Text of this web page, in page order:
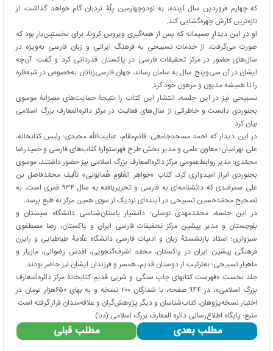
که چهارم فروردین سال آینده، به نودوچهارمین پلّۀ نردبان گام خواهد گذاشت، از
تازه‌ترین کارش چهره‌گشایی کند.
او در این دیدارِ صمیمانه که پس از همه‌گیری ویروس کرونا، برای نخستین‌بار بود که
صورت می‌گرفت، از خدمات تسبیحی به فرهنگ ایرانی و زبان فارسی به‌ویژه در
سال‌های حضور در مرکز تحقیقات فارسی در پاکستان قدردانی کرد و گفت: آن‌چه
ایشان در آن سی‌وپنج سال به سامان رساند، جهانِ فارسی‌زبانان به‌خصوص در شبه‌قاره
را تا همیشه مدیون و مرهون خود کرد.
تسبیحی نیز در این جلسه، انتشار این کتاب را نتیجۀ حمایت‌های مصرّانۀ موسوی
بجنوردی دانست و خاطراتی از سال‌های فعالیت در مرکز دائره‌المعارف بزرگ اسلامی
بیان کرد.
در این دیدار که احمد مسجدجامعی؛ قائم‌مقام، عنایت‌الله مجیدی؛ رئیس کتابخانه،
علی بهرامیان؛ معاون علمی و مدیر بخش طرح فهرستوارۀ کتاب‌های فارسی و حمیدرضا
محمّدی؛ مدیر روابط‌عمومیِ مرکز دائره‌المعارف بزرگ اسلامی نیز حضور داشتند، موسوی
بجنوردی ابراز امیدواری کرد، کتاب «جَواهِر العُلومِ هُمایونی» تألیف محمّدفاضل بن
علی سمرقندی که دانشنامه‌ای به فارسی و تحریریافته به سال ۹۳۴ قمری است، به
تصحیح محمّدحسین تسبیحی در آینده‌ای نزدیک از سوی همین مرکز به طبع برسد.
در این جلسه، محمّدمهدی توسلی؛ دانشیار باستان‌شناسی دانشگاه سیستان و
بلوچستان و مدیر پیشین مرکز تحقیقات فارسی ایران و پاکستان، رضا مصطفوی
سبزواری؛ استاد بازنشستۀ زبان و ادبیات فارسی دانشگاه علّامۀ طباطبایی و رایزن
فرهنگی پیشین ایران در پاکستان، محمّد اشرف‌گنجویی، اقدس رضوانی، مازیار و
ماهیار تسبیحی؛ به‌ترتیب از دوستان قدیم، همسر و فرزندان ایشان نیز حاضر بودند.
جلد نخستِ «فهرست کتابهای چاپ سنگی و سُربی قدیمِ کتابخانۀ مرکز دائره‌المعارف
بزرگ اسلامی»، در ٩۴۴ صفحه، با شمارگان ٢٠٠ نسخه و به بهای ۶۵٠هزار تومان در
اختیار نسخه‌پژوهان، کتاب‌‎شناسان و دیگر پژوهش‌گران و علاقه‌مندان قرار گرفته است.
منبع: پایگاه اطلاع‌رسانی دائره المعارف بزرگ اسلامی (دبا)
مطلب قبلی مطلب بعدی